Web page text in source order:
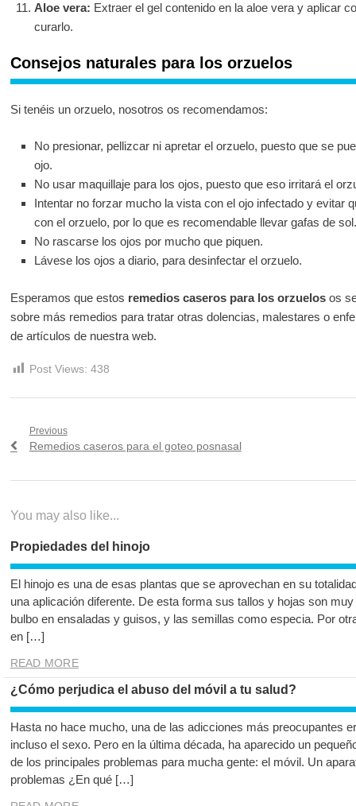
Aloe vera: Extraer el gel contenido en la aloe vera y aplicar
curarlo.
Consejos naturales para los orzuelos
Si tenéis un orzuelo, nosotros os recomendamos:
No presionar, pellizcar ni apretar el orzuelo, puesto que se
ojo.
No usar maquillaje para los ojos, puesto que eso irritará el
Intentar no forzar mucho la vista con el ojo infectado y evitar
con el orzuelo, por lo que es recomendable llevar gafas de sol.
No rascarse los ojos por mucho que piquen.
Lávese los ojos a diario, para desinfectar el orzuelo.
Esperamos que estos remedios caseros para los orzuelosos
sobre más remedios para tratar otras dolencias, malestares o
de artículos de nuestra web.
Post Views: 438
Navegación
Previous
Previous
Remedios caseros para el goteo posnasal
You may also like...
Propiedades del hinojo
El hinojo es una de esas plantas que se aprovechan en su
una aplicación diferente. De esta forma sus tallos y hojas son
bulbo en ensaladas y guisos, y las semillas como especia. Por
en […]
READ MORE
¿Cómo perjudica el abuso del móvil a tu salud?
Hasta no hace mucho, una de las adicciones más preocupantes
incluso el sexo. Pero en la última década, ha aparecido un
de los principales problemas para mucha gente: el móvil. Un
problemas ¿En qué […]